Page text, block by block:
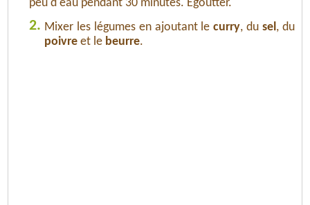
peu d'eau pendant 30 minutes. Égoutter.
2. Mixer les légumes en ajoutant lecurry, dusel , du
poivre et le beurre.